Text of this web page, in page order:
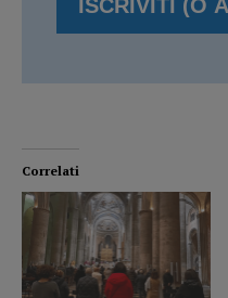
Correlati